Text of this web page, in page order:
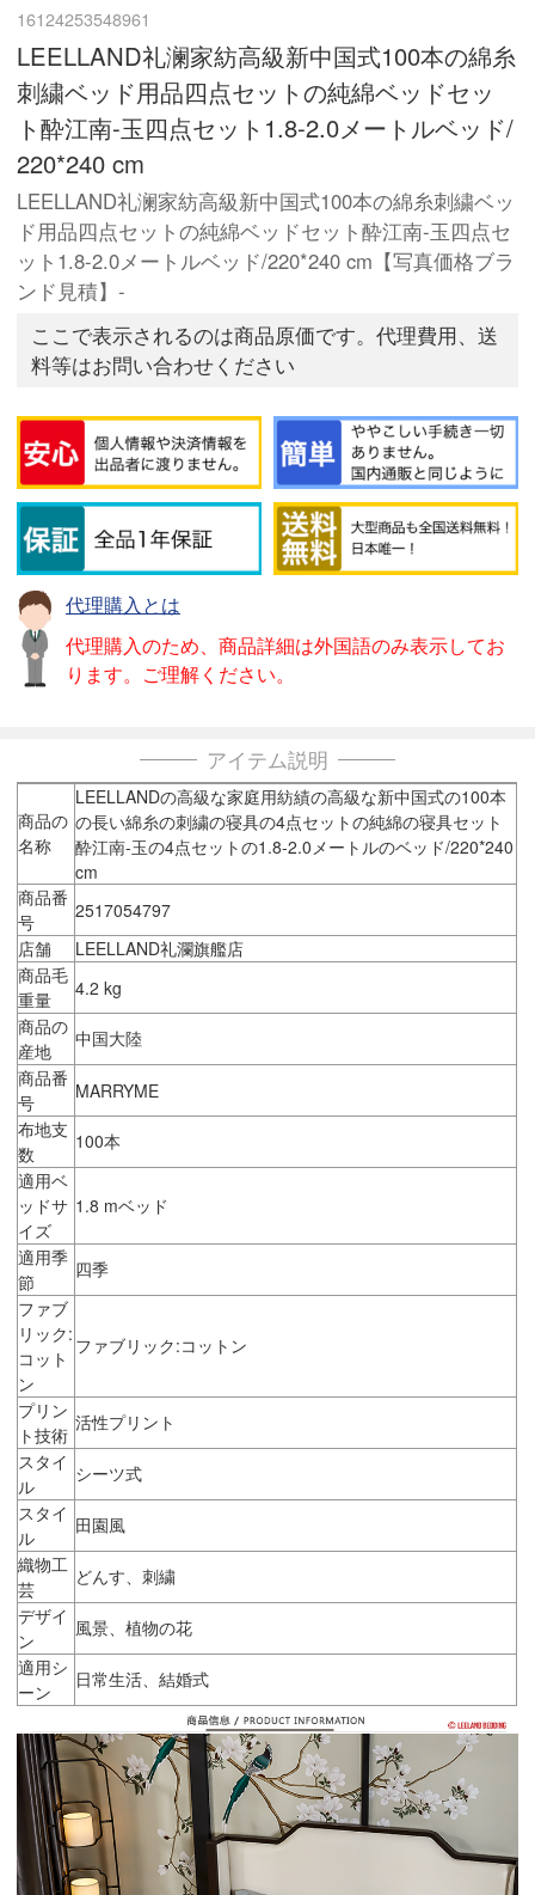
16124253548961
LEELLAND礼澜家紡高級新中国式100本の綿糸
刺繍ベッド用品四点セットの純綿ベッドセッ
ト酔江南-玉四点セット1.8-2.0メートルベッド/
220*240 cm
LEELLAND礼澜家紡高級新中国式100本の綿糸刺繍ベッ
ド用品四点セットの純綿ベッドセット酔江南-玉四点セ
ット1.8-2.0メートルベッド/220*240 cm【写真価格ブラ
ンド見積】-
ここで表示されるのは商品原価です。代理費用、送
料等はお問い合わせください
代理購入とは
代理購入のため、商品詳細は外国語のみ表示してお
ります。ご理解ください。
アイテム説明
商品の
名称
LEELLANDの高級な家庭用紡績の高級な新中国式の100本
の長い綿糸の刺繍の寝具の4点セットの純綿の寝具セット
酔江南-玉の4点セットの1.8-2.0メートルのベッド/220*240
cm
商品番
号
2517054797
店舗
LEELLAND礼瀾旗艦店
商品毛
重量
4.2 kg
商品の
産地
中国大陸
商品番
号
MARRYME
布地支
数
100本
適用ベ
ッドサ
イズ
1.8 mベッド
適用季
節
四季
ファブ
リック:
コット
ン
ファブリック:コットン
プリン
ト技術
活性プリント
スタイ
ル
シーツ式
スタイ
ル
田園風
織物工
芸
どんす、刺繍
デザイ
ン
風景、植物の花
適用シ
ーン
日常生活、結婚式